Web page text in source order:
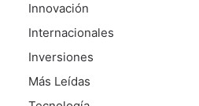
Innovación
Internacionales
Inversiones
Más Leídas